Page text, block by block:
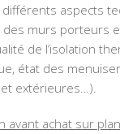
aspects
des murs porteurs
de l’isolation
état des
extérieures…).
avant achat sur